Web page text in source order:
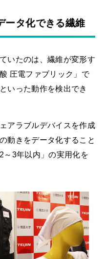
ータ化できる繊維
いたのは、繊維が変形す
圧電ファブリック」で
いった動作を検出でき
アラブルデバイスを作成
動きをデータ化すること
～3年以内」の実用化を